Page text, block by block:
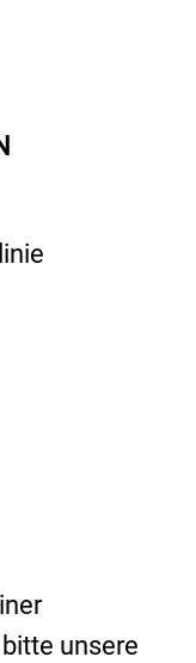
unsere